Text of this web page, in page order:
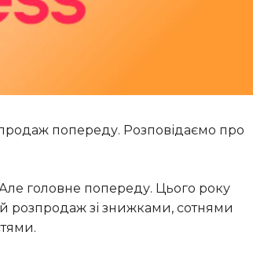
попереду. Розповідаємо про
головне попереду. Цього року
розпродаж зі знижками, сотнями